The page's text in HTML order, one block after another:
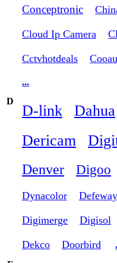
Conceptronic
Cloud Ip Camera
Cctvhotdeals Cooau
...
D
D-link Dahua
Dericam
Denver Digoo
Dynacolor Defeway
Digimerge Digisol
Dekco Doorbird